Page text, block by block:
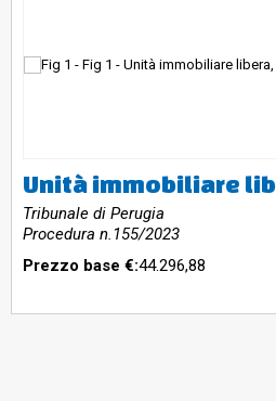
Tribunale di Perugia
Procedura n.155/2023
Prezzo base €:44.296,88